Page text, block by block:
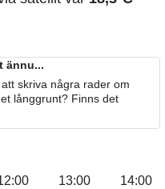
ännu...
skriva några rader om
långgrunt? Finns det
13:00
14:00